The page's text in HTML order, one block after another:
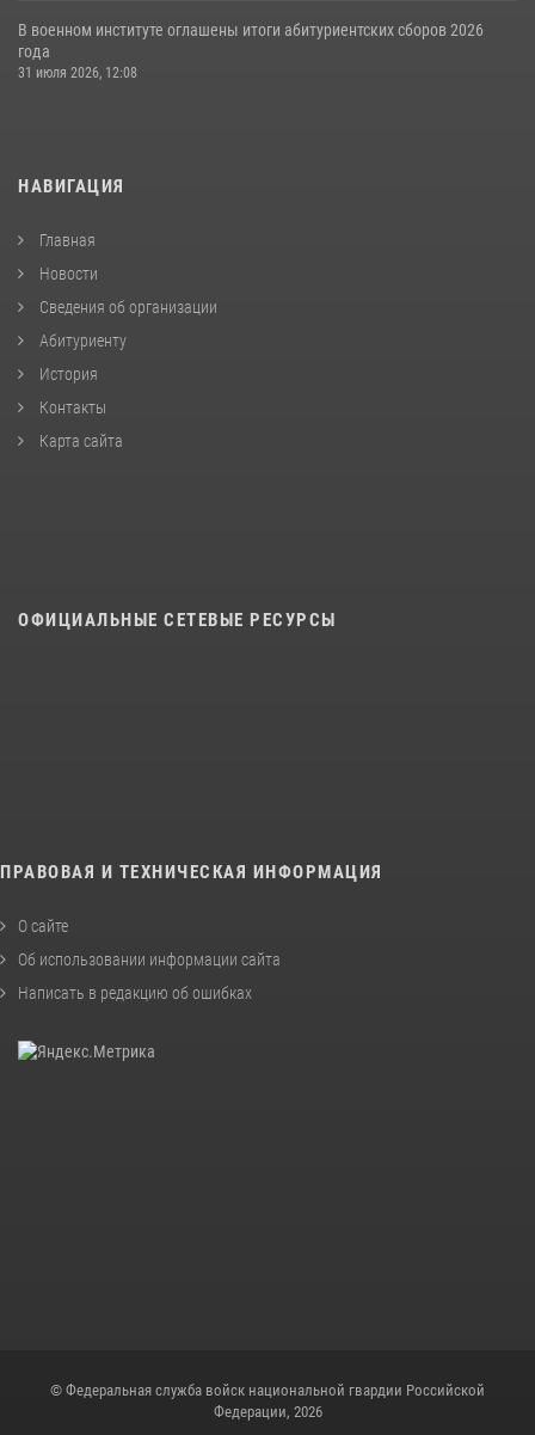
В военном институте оглашены итоги абитуриентских сборов 2026
года
31 июля 2026, 12:08
НАВИГАЦИЯ
Главная
Новости
Сведения об организации
Абитуриенту
История
Контакты
Карта сайта
ОФИЦИАЛЬНЫЕ СЕТЕВЫЕ РЕСУРСЫ
ПРАВОВАЯ И ТЕХНИЧЕСКАЯ ИНФОРМАЦИЯ
О сайте
Об использовании информации сайта
Написать в редакцию об ошибках
© Федеральная служба войск национальной гвардии Российской
Федерации, 2026